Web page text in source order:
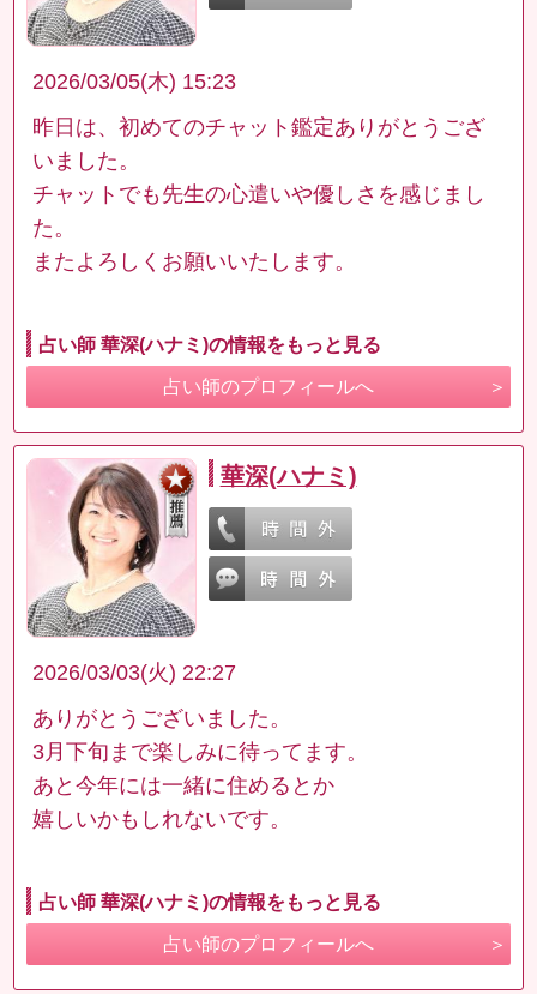
2026/03/05(木) 15:23
昨日は、初めてのチャット鑑定ありがとうござ
いました。
チャットでも先生の心遣いや優しさを感じまし
た。
またよろしくお願いいたします。
占い師 華深(ハナミ)の情報をもっと見る
占い師のプロフィールへ
華深(ハナミ)
2026/03/03(火) 22:27
ありがとうございました。
3月下旬まで楽しみに待ってます。
あと今年には一緒に住めるとか
嬉しいかもしれないです。
占い師 華深(ハナミ)の情報をもっと見る
占い師のプロフィールへ